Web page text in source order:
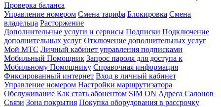
Проверка баланса
Управление номером Смена тарифа Блокировка Смена
владельца Расторжение
Дополнительные услуги и сервисы Подписки Подключение
дополнительных услуг Отключение дополнительных услуг
Мой МТС Личный кабинет управления подписками
Мобильный Помощник Запрос пароля для доступа к
Мобильному Помощнику Справочная информация
Фиксированный интернет Вход в личный кабинет
Управление номером Настройки маршрутизатора
Обслуживание Как стать абонентом SIM ON Адреса Салонов
Связи Зона покрытия Покупка оборудования в рассрочку